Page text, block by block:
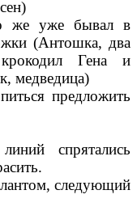
же уже бывал в
(Антошка, два
Гена и
медведица)
предложить
спрятались
следующий